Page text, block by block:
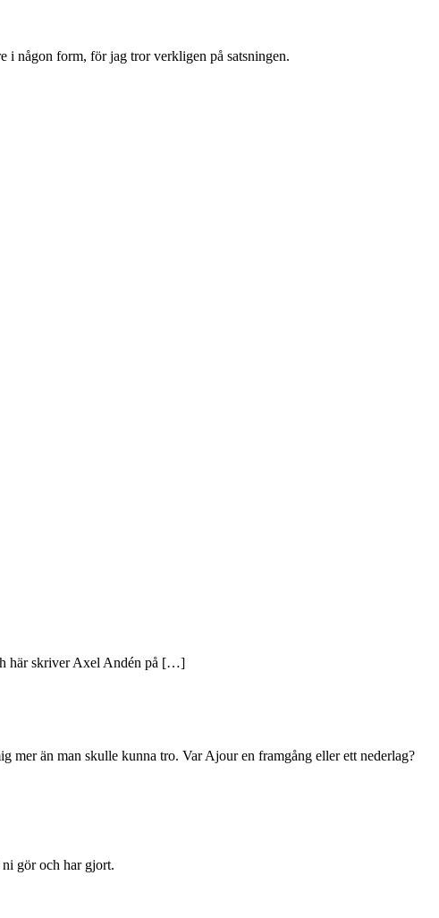
i någon form, för jag tror verkligen på satsningen.
här skriver Axel Andén på […]
mer än man skulle kunna tro. Var Ajour en framgång eller ett nederlag?
gör och har gjort.